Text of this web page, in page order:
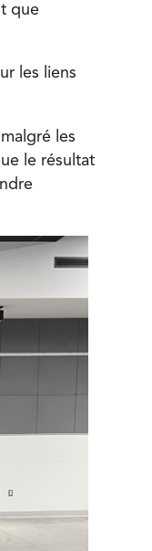
que
les liens
les
le résultat